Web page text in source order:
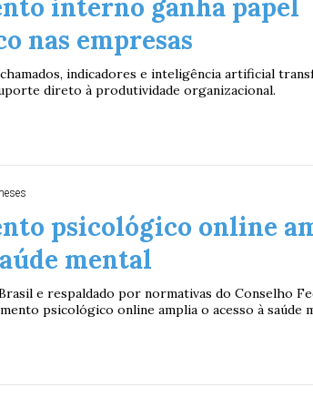
interno ganha papel
nas empresas
indicadores e inteligência artificial
direto à produtividade organizacional.
psicológico online
mental
e respaldado por normativas do Conselho
psicológico online amplia o acesso à saúde
26)
27 33 10 14 16